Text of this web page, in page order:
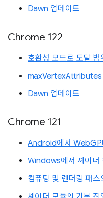
Dawn 업데이트
Chrome 122
호환성 모드로 도달
maxVertexAttributes
Dawn 업데이트
Chrome 121
Android에서
Windows에서 셰이더
컴퓨팅 및 렌더링 패스